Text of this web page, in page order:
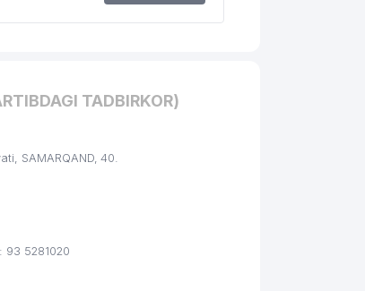
TADBIRKOR)
SAMARQAND, 40.
93 5281020